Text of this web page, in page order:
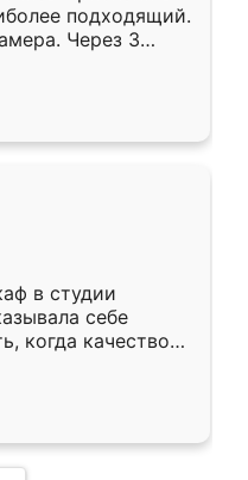
подходящий.
Через 3
Остались
Ренессанс
в студии
себе
когда качеством
кухня уже почти